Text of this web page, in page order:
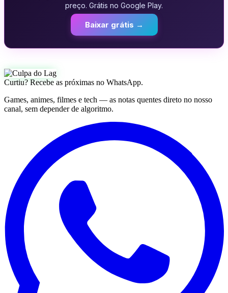
preço. Grátis no Google Play.
Baixar grátis →
Curtiu? Recebe as próximas no WhatsApp.
Games, animes, filmes e tech — as notas quentes direto no nosso
canal, sem depender de algoritmo.